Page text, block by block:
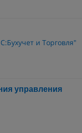
и Торговля"
управления